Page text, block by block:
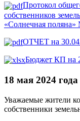
Протокол
собственников
«Солнечная поляна»
ОТЧЕТ на
Бюджет КП на
18 мая 2024
Уважаемые жители
собственники